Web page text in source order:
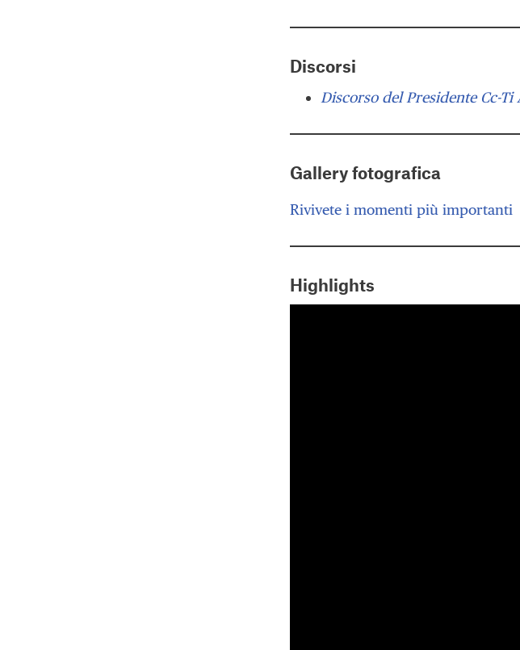
Discorsi
Discorso del Presidente Cc-Ti
Gallery fotografica
Rivivete i momenti più importanti
Highlights